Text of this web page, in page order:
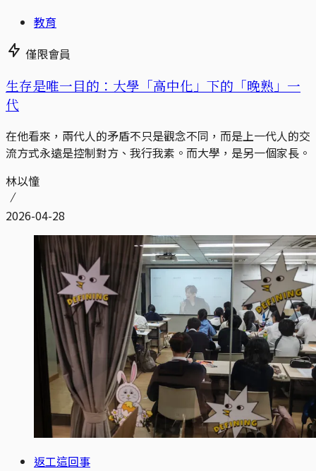
教育
僅限會員
生存是唯一目的：大學「高中化」下的「晚熟」一
代
在他看來，兩代人的矛盾不只是觀念不同，而是上一代人的交
流方式永遠是控制對方、我行我素。而大學，是另一個家長。
林以憧
2026-04-28
返工這回事